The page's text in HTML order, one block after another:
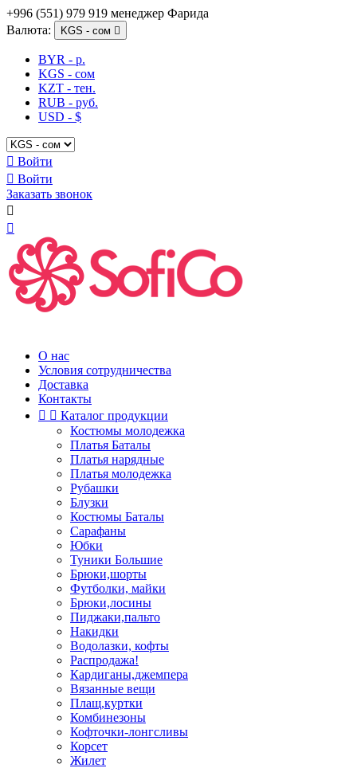
+996 (551) 979 919 менеджер Фарида
Валюта:
KGS - сом 
BYR - р.
KGS - сом
KZT - тен.
RUB - руб.
USD - $
 Войти
 Войти
Заказать звонок


О нас
Условия сотрудничества
Доставка
Контакты
  Каталог продукции
Костюмы молодежка
Платья Баталы
Платья нарядные
Платья молодежка
Рубашки
Блузки
Костюмы Баталы
Сарафаны
Юбки
Туники Большие
Брюки,шорты
Футболки, майки
Брюки,лосины
Пиджаки,пальто
Накидки
Водолазки, кофты
Распродажа!
Кардиганы,джемпера
Вязанные вещи
Плащ,куртки
Комбинезоны
Кофточки-лонгсливы
Корсет
Жилет